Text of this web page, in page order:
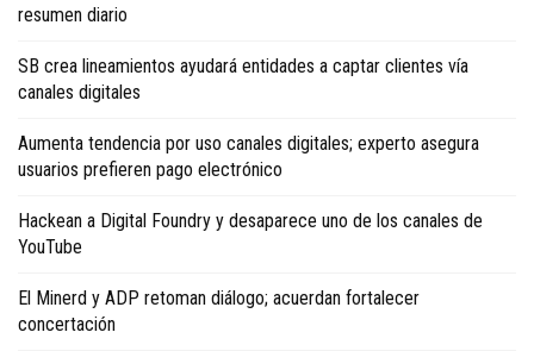
resumen diario
SB crea lineamientos ayudará entidades a captar clientes vía
canales digitales
Aumenta tendencia por uso canales digitales; experto asegura
usuarios prefieren pago electrónico
Hackean a Digital Foundry y desaparece uno de los canales de
YouTube
El Minerd y ADP retoman diálogo; acuerdan fortalecer
concertación